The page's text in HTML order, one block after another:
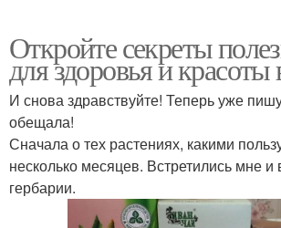
Откройте секреты
для здоровья и красоты
И снова здравствуйте! Теперь уже
обещала!
Сначала о тех растениях, какими
несколько месяцев. Встретились мне и
гербарии.